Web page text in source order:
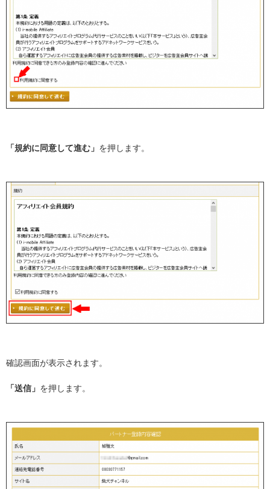
「規約に同意して進む」 を押します。
確認画面が表示されます。
「送信」 を押します。